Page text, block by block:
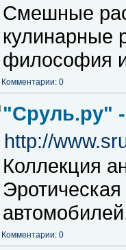
Смешные
кулинарные
философия
Комментарии: 0
"Сруль.ру"
http://
Коллекция
Комментарии: 0